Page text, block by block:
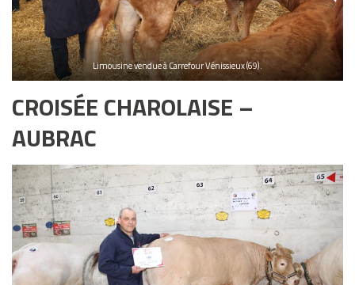
Limousine vendue à Carrefour Vénissieux (69).
CROISÉE CHAROLAISE –
AUBRAC